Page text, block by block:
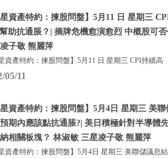
星資產特約：揀股問盤】5月11 日 星期三
助抗通脹？| 摘牌危機愈演愈烈 中概股可
子敬 熊麗萍
資產特約：揀股問盤】5月11 日 星期三 CPI持續高
05/11
星資產特約：揀股問盤】5月4日 星期三 美
期內應該點抗通脹?| 美日積極針對半導體
相關板塊？ 林淑敏 三星凌子敬 熊麗萍
資產特約：揀股問盤】5月4日 星期三 美聯儲議息